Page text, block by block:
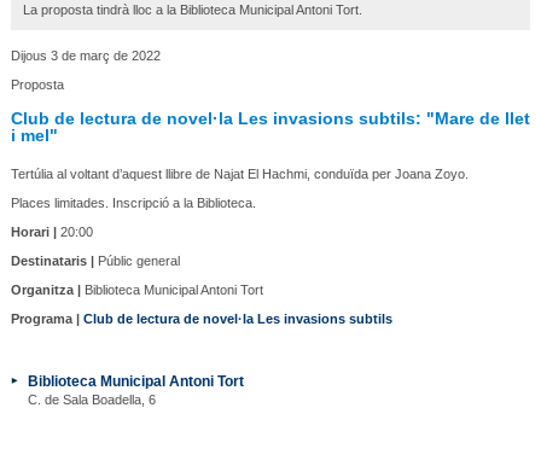
La proposta tindrà lloc a la Biblioteca Municipal Antoni Tort.
Dijous 3 de març de 2022
Proposta
Club de lectura de novel·la Les invasions subtils: "Mare de llet
i mel"
Tertúlia al voltant d’aquest llibre de Najat El Hachmi, conduïda per Joana Zoyo.
Places limitades. Inscripció a la Biblioteca.
Horari |20:00
Destinataris |Públic general
Organitza |Biblioteca Municipal Antoni Tort
Programa | Club de lectura de novel·la Les invasions subtils
Biblioteca Municipal Antoni Tort
C. de Sala Boadella, 6